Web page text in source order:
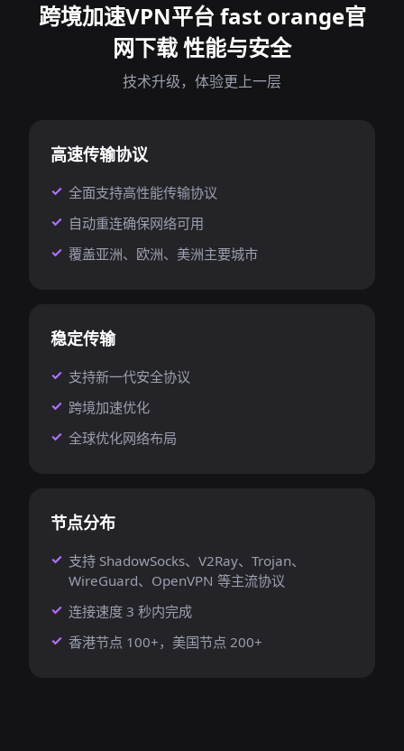
跨境加速VPN平台 fast orange官
网下载 性能与安全
技术升级，体验更上一层
高速传输协议
全面支持高性能传输协议
自动重连确保网络可用
覆盖亚洲、欧洲、美洲主要城市
稳定传输
支持新一代安全协议
跨境加速优化
全球优化网络布局
节点分布
支持 ShadowSocks、V2Ray、Trojan、
WireGuard、OpenVPN 等主流协议
连接速度 3 秒内完成
香港节点 100+，美国节点 200+